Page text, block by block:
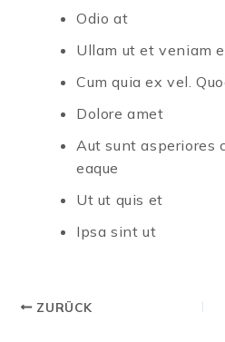
Odio at
Ullam ut et veniam
Cum quia ex vel.
Dolore amet
Aut sunt asperiores
eaque
Ut ut quis et
Ipsa sint ut
ZURÜCK